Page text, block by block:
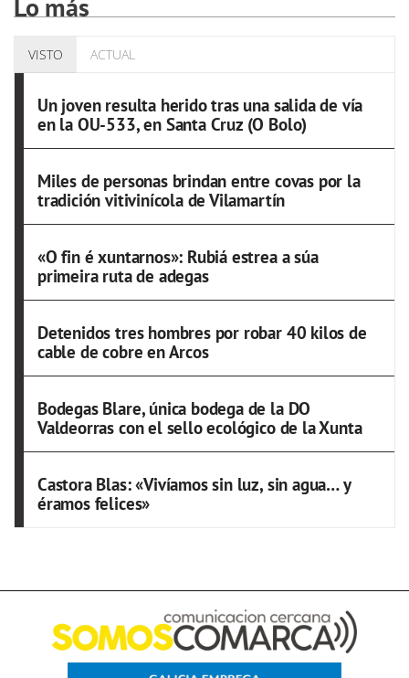
Lo más
VISTO ACTUAL
Un joven resulta herido tras una salida de vía
en la OU-533, en Santa Cruz (O Bolo)
Miles de personas brindan entre covas por la
tradición vitivinícola de Vilamartín
«O fin é xuntarnos»: Rubiá estrea a súa
primeira ruta de adegas
Detenidos tres hombres por robar 40 kilos de
cable de cobre en Arcos
Bodegas Blare, única bodega de la DO
Valdeorras con el sello ecológico de la Xunta
Castora Blas: «Vivíamos sin luz, sin agua… y
éramos felices»